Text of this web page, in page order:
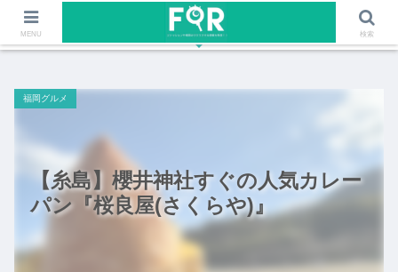
ファッションや福岡のワクワクする情報を発信！！
【糸島】櫻井神社すぐの人気カレー
パン『桜良屋(さくらや)』
福岡グルメ
MENU 検索